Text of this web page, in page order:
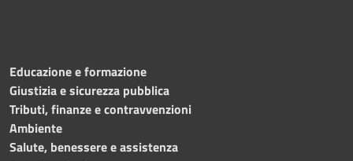
Educazione e formazione
Giustizia e sicurezza pubblica
Tributi, finanze e contravvenzioni
Ambiente
Salute, benessere e assistenza